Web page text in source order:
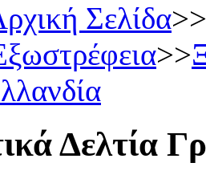
Σελίδα>>
>>
Δελτία